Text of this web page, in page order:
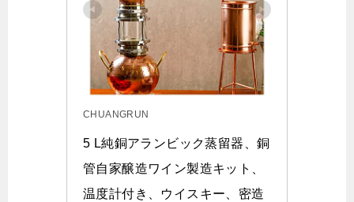
CHUANGRUN
5 L純銅アランビック蒸留器、銅
管自家醸造ワイン製造キット、
温度計付き、ウイスキー、密造